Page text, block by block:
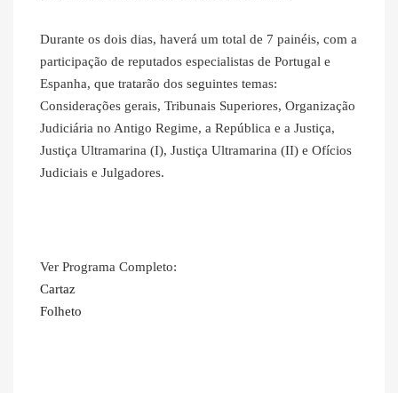
Durante os dois dias, haverá um total de 7 painéis, com a
participação de reputados especialistas de Portugal e
Espanha, que tratarão dos seguintes temas:
Considerações gerais, Tribunais Superiores, Organização
Judiciária no Antigo Regime, a República e a Justiça,
Justiça Ultramarina (I), Justiça Ultramarina (II) e Ofícios
Judiciais e Julgadores.
Ver Programa Completo:
Cartaz
Folheto